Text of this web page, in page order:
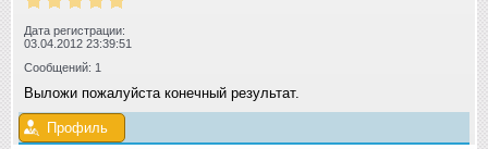
Дата регистрации:
03.04.2012 23:39:51
Сообщений: 1
Выложи пожалуйста конечный результат.
Профиль